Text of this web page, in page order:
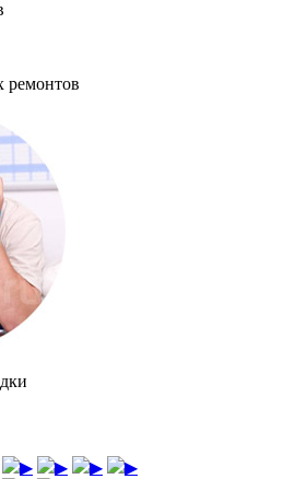
ремонтов
▶ ▶ ▶
▶